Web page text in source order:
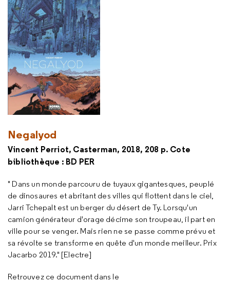
Negalyod
Vincent Perriot, Casterman, 2018, 208 p. Cote
bibliothèque : BD PER
" Dans un monde parcouru de tuyaux gigantesques, peuplé
de dinosaures et abritant des villes qui flottent dans le ciel,
Jarri Tchepalt est un berger du désert de Ty. Lorsqu'un
camion générateur d'orage décime son troupeau, il part en
ville pour se venger. Mais rien ne se passe comme prévu et
sa révolte se transforme en quête d'un monde meilleur. Prix
Jacarbo 2019." [Electre]
Retrouvez ce document dans le